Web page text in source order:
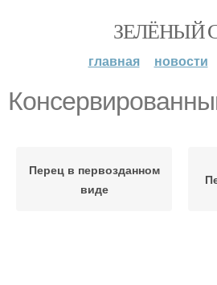
ЗЕЛЁНЫЙ
главная новости
Перец в первозданном
виде